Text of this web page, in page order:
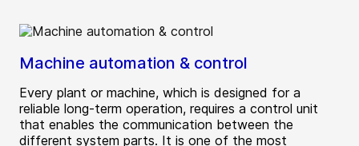
Machine automation & control
Every plant or machine, which is designed for a
reliable long-term operation, requires a control unit
that enables the communication between the
different system parts. It is one of the most